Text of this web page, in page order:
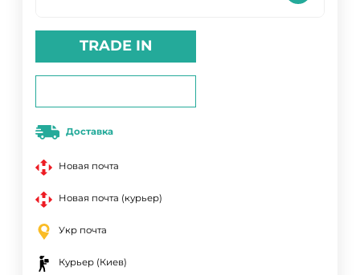
TRADE IN
Доставка
Новая почта
Новая почта (курьер)
Укр почта
Курьер (Киев)